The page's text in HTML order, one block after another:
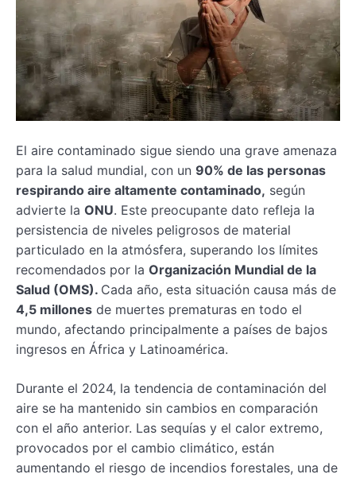
El aire contaminado sigue siendo una grave amenaza
para la salud mundial, con un 90% de las personas
respirando aire altamente contaminado, según
advierte la ONU. Este preocupante dato refleja la
persistencia de niveles peligrosos de material
particulado en la atmósfera, superando los límites
recomendados por la Organización Mundial de la
Salud (OMS). Cada año, esta situación causa más de
4,5 millones de muertes prematuras en todo el
mundo, afectando principalmente a países de bajos
ingresos en África y Latinoamérica.
Durante el 2024, la tendencia de contaminación del
aire se ha mantenido sin cambios en comparación
con el año anterior. Las sequías y el calor extremo,
provocados por el cambio climático, están
aumentando el riesgo de incendios forestales, una de